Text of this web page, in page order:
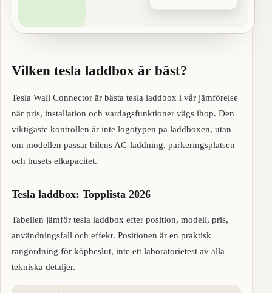
Vilken tesla laddbox är bäst?
Tesla Wall Connector är bästa tesla laddbox i vår jämförelse
när pris, installation och vardagsfunktioner vägs ihop. Den
viktigaste kontrollen är inte logotypen på laddboxen, utan
om modellen passar bilens AC-laddning, parkeringsplatsen
och husets elkapacitet.
Tesla laddbox: Topplista 2026
Tabellen jämför tesla laddbox efter position, modell, pris,
användningsfall och effekt. Positionen är en praktisk
rangordning för köpbeslut, inte ett laboratorietest av alla
tekniska detaljer.